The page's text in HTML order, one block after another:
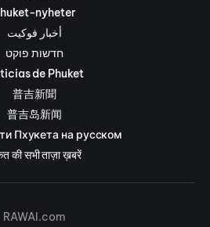
nyheter
أخبار فوكيت
חדשות פוקט
de Phuket
普吉新聞
普吉岛新闻
Пхукета на русском
की सभी ताज़ा ख़बरें
RAWAI.com